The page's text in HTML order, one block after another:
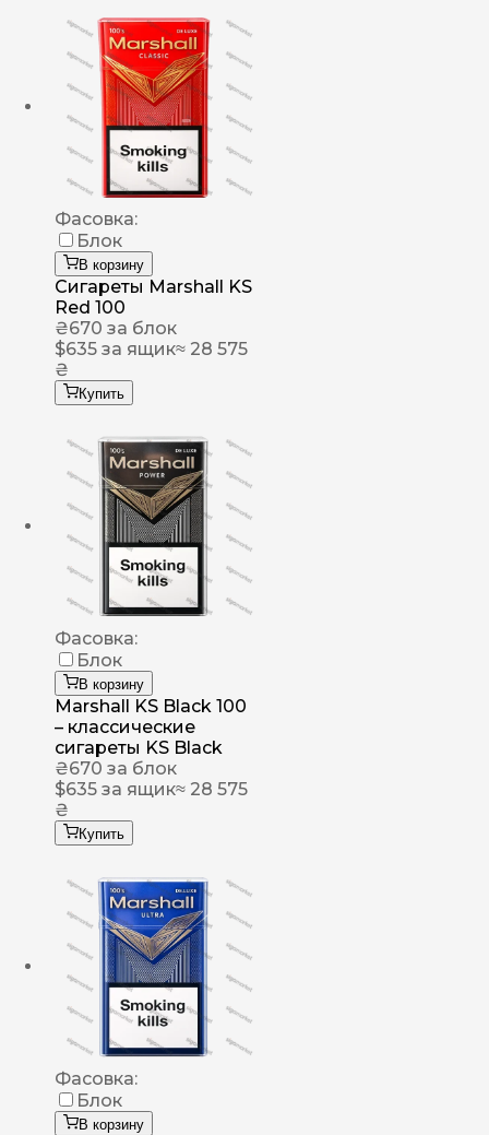
Фасовка:
Блок
В корзину
Сигареты Marshall KS
Red 100
₴670 за блок
$635 за ящик≈ 28 575
₴
Купить
Фасовка:
Блок
В корзину
Marshall KS Black 100
– классические
сигареты KS Black
₴670 за блок
$635 за ящик≈ 28 575
₴
Купить
Фасовка:
Блок
В корзину